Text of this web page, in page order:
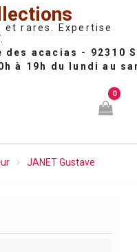
et rares. Expertise
0
JANET Gustave